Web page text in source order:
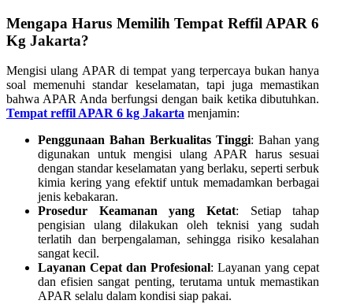
Mengapa Harus Memilih Tempat Reffil APAR 6
Kg Jakarta?
Mengisi ulang APAR di tempat yang terpercaya bukan hanya
soal memenuhi standar keselamatan, tapi juga memastikan
bahwa APAR Anda berfungsi dengan baik ketika dibutuhkan.
Tempat reffil APAR 6 kg Jakarta menjamin:
Penggunaan Bahan Berkualitas Tinggi: Bahan yang
digunakan untuk mengisi ulang APAR harus sesuai
dengan standar keselamatan yang berlaku, seperti serbuk
kimia kering yang efektif untuk memadamkan berbagai
jenis kebakaran.
Prosedur Keamanan yang Ketat: Setiap tahap
pengisian ulang dilakukan oleh teknisi yang sudah
terlatih dan berpengalaman, sehingga risiko kesalahan
sangat kecil.
Layanan Cepat dan Profesional: Layanan yang cepat
dan efisien sangat penting, terutama untuk memastikan
APAR selalu dalam kondisi siap pakai.